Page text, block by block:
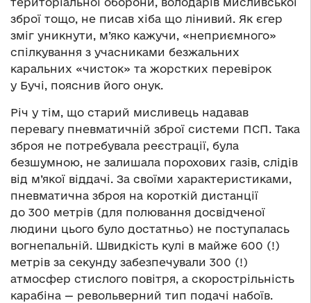
зброї тощо, не писав хіба що лінивий. Як єгер
зміг уникнути, м’яко кажучи, «неприємного»
спілкування з учасниками безжальних
каральних «чисток» та жорстких перевірок
у Бучі, пояснив його онук.
Річ у тім, що старий мисливець надавав
перевагу пневматичній зброї системи ПСП. Така
зброя не потребувала реєстрації, була
безшумною, не залишала порохових газів, слідів
від м’якої віддачі. За своїми характеристиками,
пневматична зброя на короткій дистанції
до 300 метрів (для полювання досвідченої
людини цього було достатньо) не поступалась
вогнепальній. Швидкість кулі в майже 600 (!)
метрів за секунду забезпечували 300 (!)
атмосфер стислого повітря, а скорострільність
карабіна — револьверний тип подачі набоїв.